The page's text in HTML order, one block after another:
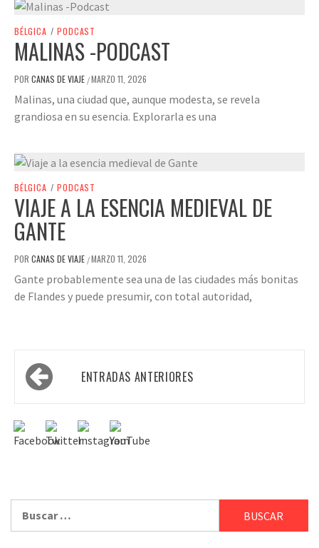
BÉLGICA / PODCAST
MALINAS -PODCAST
POR CANAS DE VIAJE /MARZO 11, 2026
Malinas, una ciudad que, aunque modesta, se revela
grandiosa en su esencia. Explorarla es una
BÉLGICA / PODCAST
VIAJE A LA ESENCIA MEDIEVAL DE
GANTE
POR CANAS DE VIAJE /MARZO 11, 2026
Gante probablemente sea una de las ciudades más bonitas
de Flandes y puede presumir, con total autoridad,
ENTRADAS ANTERIORES